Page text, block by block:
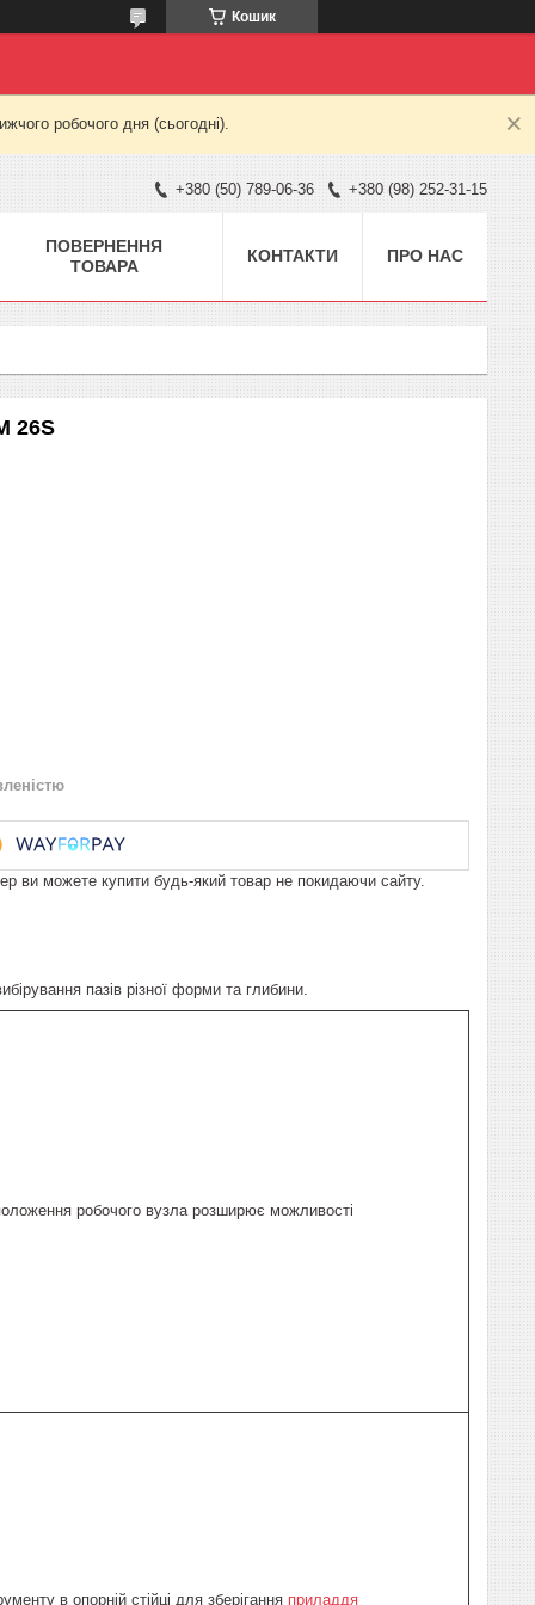
Кошик
робочого дня (сьогодні).
+380 (50) 789-06-36 +380 (98) 252-31-15
ПОВЕРНЕННЯ
ТОВАРА
КОНТАКТИ ПРО НАС
26S
ви можете купити будь-який товар не покидаючи сайту.
пазів різної форми та глибини.
робочого вузла розширює можливості
в опорній стійці для зберігання приладдя